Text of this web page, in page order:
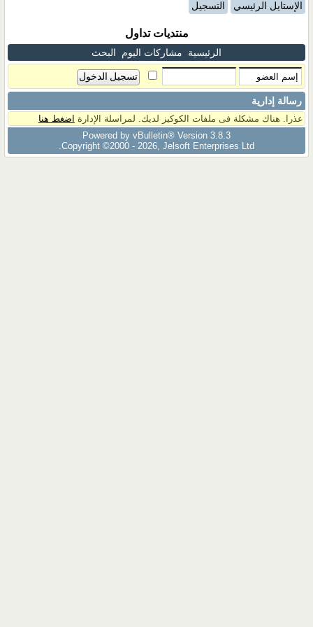
الإستايل الرئيسي التسجيل
منتديات تداول
الرئيسية مشاركات اليوم البحث
رسالة إدارية
عذرا. هناك مشكلة فى ملفات الكوكيز لديك. لمراسلة الإدارة اضغط هنا
Powered by vBulletin® Version 3.8.3
Copyright ©2000 - 2026, Jelsoft Enterprises Ltd.